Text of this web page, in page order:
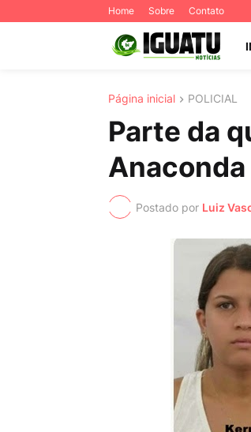
Home Sobre Contato
Página inicial POLICIAL
Parte da
Anaconda
Postado por Luiz